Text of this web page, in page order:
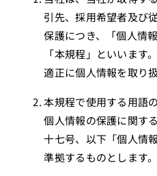
引先、採用希望者及び
保護につき、「個人情
「本規程」といいます
適正に個人情報を取り
本規程で使用する用語
個人情報の保護に関す
十七号、以下「個人情
準拠するものとします。